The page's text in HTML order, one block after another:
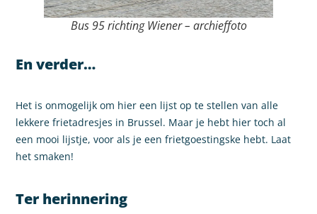
Bus 95 richting Wiener – archieffoto
En verder…
Het is onmogelijk om hier een lijst op te stellen van alle
lekkere frietadresjes in Brussel. Maar je hebt hier toch al
een mooi lijstje, voor als je een frietgoestingske hebt. Laat
het smaken!
Ter herinnering